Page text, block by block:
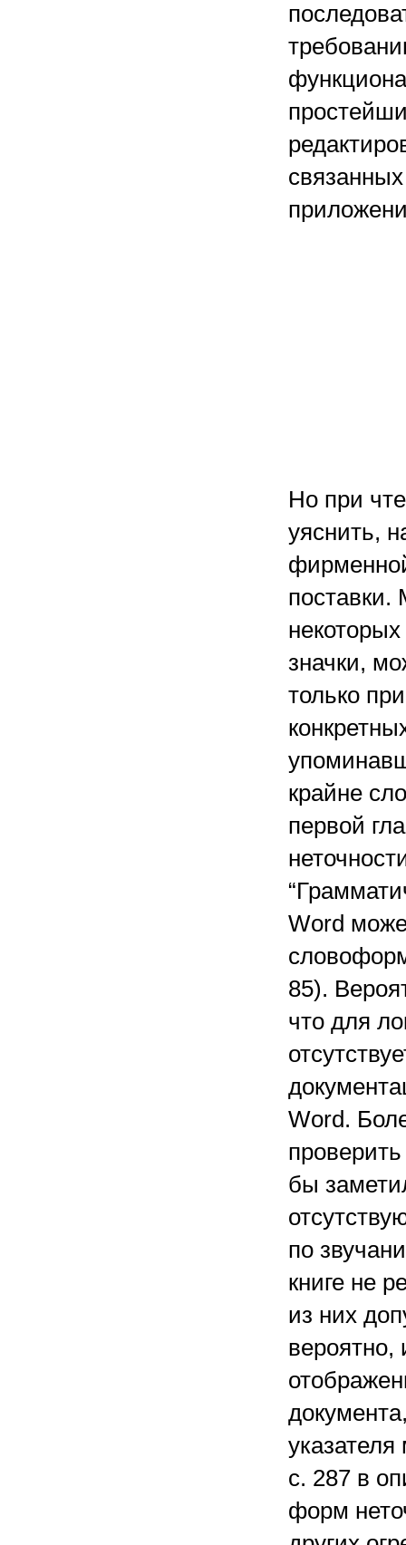
Но при
уяснить,
поставки.
значки,
только
крайне
первой
Word
85).
что для
Word.
бы
по
книге не
из них
вероятно,
с. 287 в
форм